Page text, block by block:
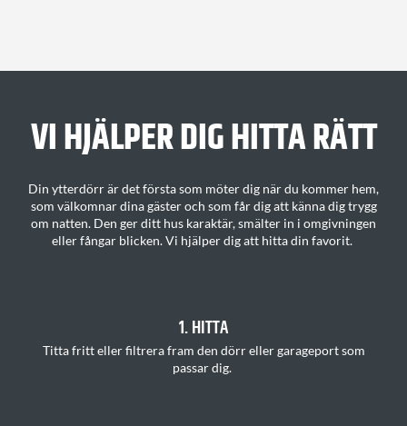
VI HJÄLPER DIG HITTARÄTT
Din ytterdörr är det första som möter dig när du kommer hem,
som välkomnar dina gäster och som får dig att känna dig trygg
om natten. Den ger ditt hus karaktär, smälter in i omgivningen
eller fångar blicken.Vi hjälper dig att hitta din favorit.
1. HITTA
Tittafritteller filtrera fram den dörr eller garageport som
passardig.